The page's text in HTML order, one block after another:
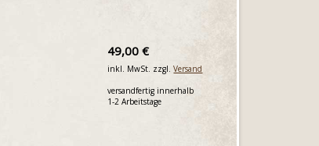
49,00 €
inkl. MwSt. zzgl.Versand
versandfertig innerhalb
1-2 Arbeitstage